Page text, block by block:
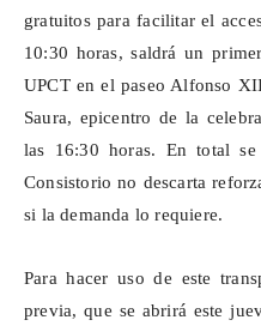
gratuitos para facilitar el
10:30 horas, saldrá un
UPCT en el paseo Alfonso
Saura, epicentro de la
las 16:30 horas. En total
Consistorio no descarta
si la demanda lo requiere.
Para hacer uso de este
previa, que se abrirá este